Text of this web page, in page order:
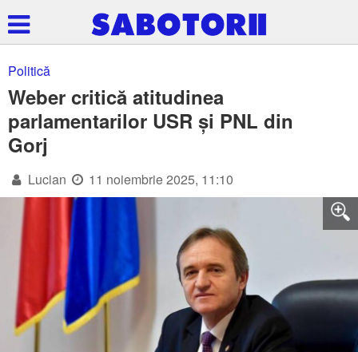
Politică
Weber critică atitudinea
parlamentarilor USR și PNL din
Gorj
Lucian 11 noiembrie 2025, 11:10